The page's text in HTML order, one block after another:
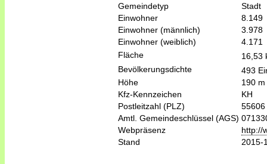
Gemeindetyp
Stadt
Einwohner
8.149
Einwohner (männlich)
3.978
Einwohner (weiblich)
4.171
Fläche
16,53
Bevölkerungsdichte
493
Höhe
190
Kfz-Kennzeichen
KH
Postleitzahl (PLZ)
55606
Amtl. Gemeindeschlüssel (AGS)
Webpräsenz
http://
Stand
2015-